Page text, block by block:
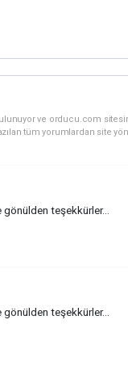
ve orducu.com
tüm yorumlardan site
teşekkürler...
teşekkürler...